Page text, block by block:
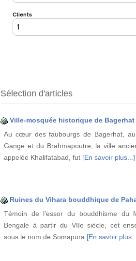
Sélection d'articles
Ville-mosquée historique de Bagerhat
Au cœur des faubourgs de Bagerhat,
Gange et du Brahmapoutre, la ville
appelée Khalifatabad, fut [En savoir plus...]
Ruines du Vihara bouddhique de
Témoin de l’essor du bouddhisme du
Bengale à partir du VIIe siècle, cet
sous le nom de Somapura [En savoir